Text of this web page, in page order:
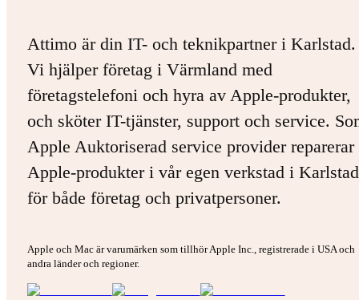
Attimo är din IT- och teknikpartner i Karlstad.
Vi hjälper företag i Värmland med
företagstelefoni och hyra av Apple-produkter,
och sköter IT-tjänster, support och service.
Apple Auktoriserad service provider
Apple-produkter i vår egen verkstad i
för både företag och privatpersoner.
Apple och Mac är varumärken som tillhör Apple Inc., registrerade i USA och
andra länder och regioner.